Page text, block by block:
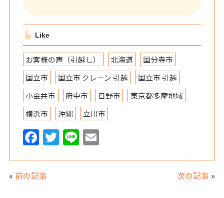
Like
お客様の声（引越し） 北海道
国分寺市
国立市
国立市 クレーン 引越
国立市 引越
小金井市
府中市 日野市
東京都多摩地域
横浜市
沖縄 立川市
F
a
c
e
T
w
Li
n
E
m
« 前の記事 次の記事 »